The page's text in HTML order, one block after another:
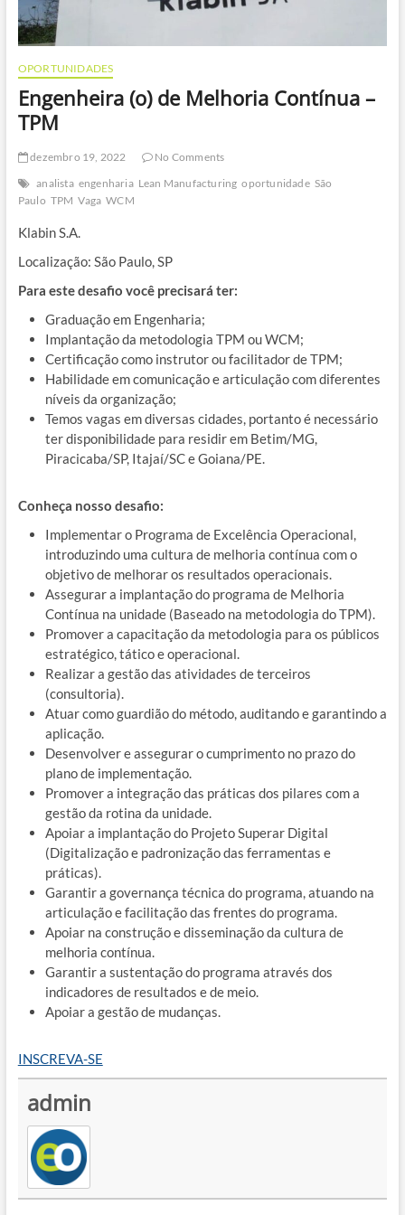
OPORTUNIDADES
Engenheira (o) de Melhoria Contínua –
TPM
dezembro 19, 2022
No Comments
analista engenharia Lean Manufacturing oportunidade São
Paulo TPM Vaga WCM
Klabin S.A.
Localização: São Paulo, SP
Para este desafio você precisará ter:
Graduação em Engenharia;
Implantação da metodologia TPM ou WCM;
Certificação como instrutor ou facilitador de TPM;
Habilidade em comunicação e articulação com diferentes
níveis da organização;
Temos vagas em diversas cidades, portanto é necessário
ter disponibilidade para residir em Betim/MG,
Piracicaba/SP, Itajaí/SC e Goiana/PE.
Conheça nosso desafio:
Implementar o Programa de Excelência Operacional,
introduzindo uma cultura de melhoria contínua com o
objetivo de melhorar os resultados operacionais.
Assegurar a implantação do programa de Melhoria
Contínua na unidade (Baseado na metodologia do TPM).
Promover a capacitação da metodologia para os públicos
estratégico, tático e operacional.
Realizar a gestão das atividades de terceiros
(consultoria).
Atuar como guardião do método, auditando e garantindo a
aplicação.
Desenvolver e assegurar o cumprimento no prazo do
plano de implementação.
Promover a integração das práticas dos pilares com a
gestão da rotina da unidade.
Apoiar a implantação do Projeto Superar Digital
(Digitalização e padronização das ferramentas e
práticas).
Garantir a governança técnica do programa, atuando na
articulação e facilitação das frentes do programa.
Apoiar na construção e disseminação da cultura de
melhoria contínua.
Garantir a sustentação do programa através dos
indicadores de resultados e de meio.
Apoiar a gestão de mudanças.
INSCREVA-SE
admin